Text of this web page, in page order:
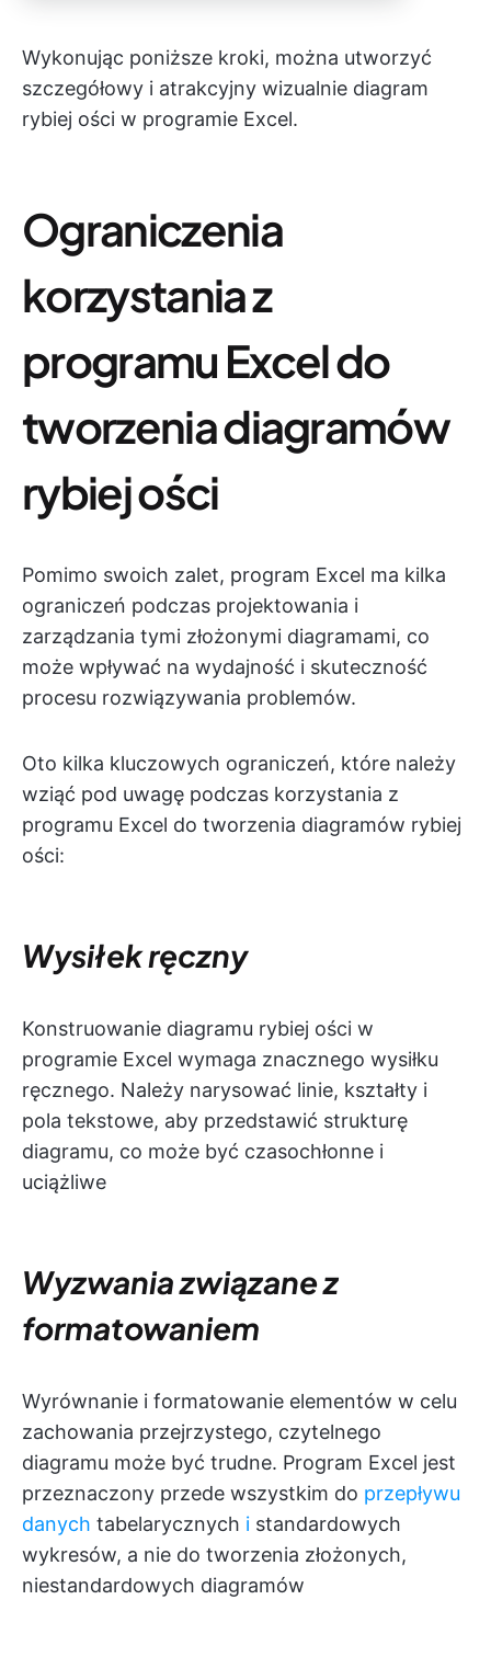
Wykonując poniższe kroki, można utworzyć
szczegółowy i atrakcyjny wizualnie diagram
rybiej ości w programie Excel.
Ograniczenia
korzystania z
programu Excel do
tworzenia diagramów
rybiej ości
Pomimo swoich zalet, program Excel ma kilka
ograniczeń podczas projektowania i
zarządzania tymi złożonymi diagramami, co
może wpływać na wydajność i skuteczność
procesu rozwiązywania problemów.
Oto kilka kluczowych ograniczeń, które należy
wziąć pod uwagę podczas korzystania z
programu Excel do tworzenia diagramów rybiej
ości:
Wysiłek ręczny
Konstruowanie diagramu rybiej ości w
programie Excel wymaga znacznego wysiłku
ręcznego. Należy narysować linie, kształty i
pola tekstowe, aby przedstawić strukturę
diagramu, co może być czasochłonne i
uciążliwe
Wyzwania związane z
formatowaniem
Wyrównanie i formatowanie elementów w celu
zachowania przejrzystego, czytelnego
diagramu może być trudne. Program Excel jest
przeznaczony przede wszystkim do przepływu
danych tabelarycznych i standardowych
wykresów, a nie do tworzenia złożonych,
niestandardowych diagramów